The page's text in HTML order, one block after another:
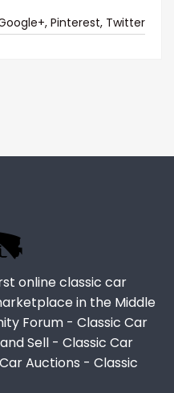
Pinterest, Twitter
online classic car
in the Middle
Forum - Classic Car
Sell - Classic Car
Auctions - Classic